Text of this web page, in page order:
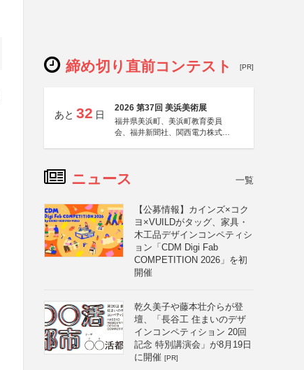
締め切り直前コンテスト [PR]
あと 32 日
2026 第37回 美浜美術展
福井県美浜町、美浜町教育委員
会、福井新聞社、関西電力株式会
ニュース 一覧
【公募情報】カインズ×コク
ヨ×VUILDがタッグ、家具・
木工品デザインコンペティシ
ョン「CDM Digi Fab
COMPETITION 2026」を初
開催
乾久美子や藤本壮介らが登
壇、「長谷工 住まいのデザ
インコンペティション 20回
記念 特別講演会」が8月19日
に開催 [PR]